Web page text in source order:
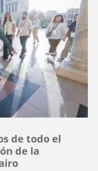
de todo el
de la